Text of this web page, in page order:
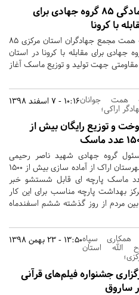
آمادگی ۸۵ گروه جهادی برای
با کرونا
به همت مجمع جهادگران استان مرکزی 85
جهادی برای مقابله با کرونا در استان
مقاومتی جهت تولید و توزیع ماسک آغاز
10:16 - 7 اسفند 1398همت جوانان
اراکی؛
و توزیع رایگان بیش از
ماسک
گروه جهادی شهید ناصر رحیمی
شهرستان اراک از آماده سازی بیش از ۱۵۰۰
ماسک پارچه ای قابل شستشو خبر
بهداشت پارچه مناسب برای این کار
مردم از روز گذشته ششم اسفندماه
13:50 - 23 بهمن 1398همکاری سپاه
الله استان
جشنواره فیلم‌های قرآنی
ساروق